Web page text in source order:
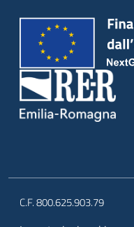
C.F. 800.625.903.79